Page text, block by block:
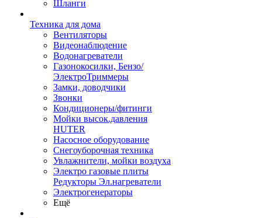
Шланги
Техника для дома
Вентиляторы
Видеонаблюдение
Водонагреватели
Газонокосилки, Бензо/
ЭлектроТриммеры
Замки, доводчики
Звонки
Кондиционеры/фитинги
Мойки высок.давления
HUTER
Насосное оборудование
Снегоуборочная техника
Увлажнители, мойки воздуха
Электро газовые плиты
Редукторы Эл.нагреватели
Электрогенераторы
Ещё